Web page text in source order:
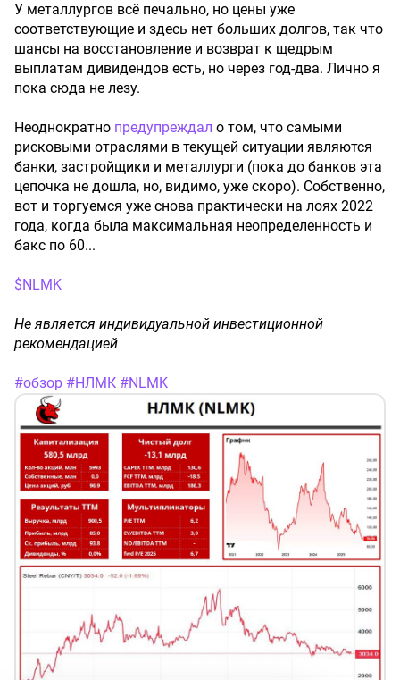
У металлургов всё печально, но цены уже
соответствующие и здесь нет больших долгов, так что
шансы на восстановление и возврат к щедрым
выплатам дивидендов есть, но через год-два. Лично я
пока сюда не лезу.
Неоднократно предупреждал о том, что самыми
рисковыми отраслями в текущей ситуации являются
банки, застройщики и металлурги (пока до банков эта
цепочка не дошла, но, видимо, уже скоро). Собственно,
вот и торгуемся уже снова практически на лоях 2022
года, когда была максимальная неопределенность и
бакс по 60...
$NLMK
Не является индивидуальной инвестиционной
рекомендацией
#обзор #НЛМК #NLMK